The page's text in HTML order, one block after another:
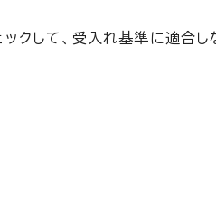
クして、受入れ基準に適合